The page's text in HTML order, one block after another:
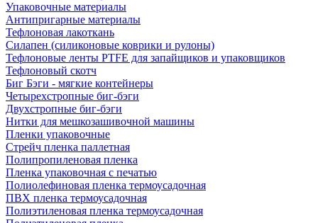
Упаковочные материалы
Антипригарные материалы
Тефлоновая лакоткань
Силапен (силиконовые коврики и рулоны)
Тефлоновые ленты PTFE для запайщиков и упаковщиков
Тефлоновый скотч
Биг Бэги - мягкие контейнеры
Четырехстропные биг-бэги
Двухстропные биг-бэги
Нитки для мешкозашивочной машины
Пленки упаковочные
Стрейч пленка паллетная
Полипропиленовая пленка
Пленка упаковочная с печатью
Полиолефиновая пленка термоусадочная
ПВХ пленка термоусадочная
Полиэтиленовая пленка термоусадочная